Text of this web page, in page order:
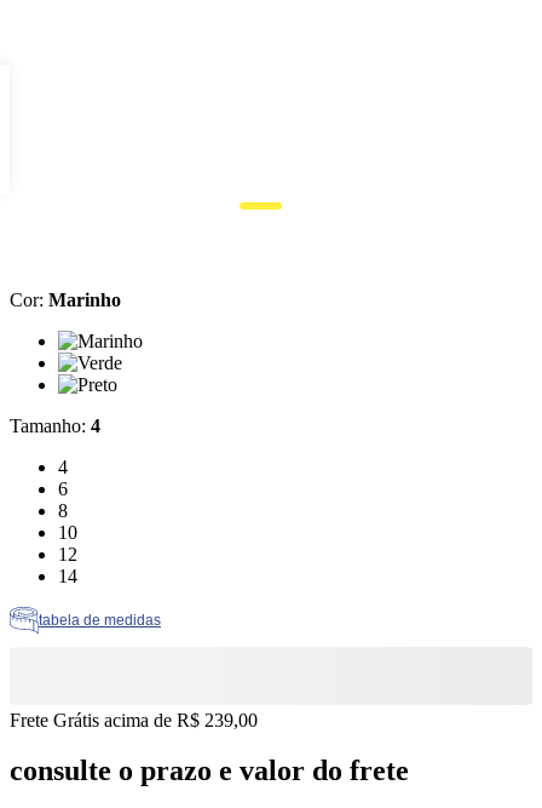
Cor: Marinho
Cor: Marinho
Cor: Verde
Cor: Preto
Tamanho: 4
Tamanho: 4
4
Tamanho: 6
6
Tamanho: 8
8
Tamanho: 10
10
Tamanho: 12
12
Tamanho: 14
14
tabela de medidas
Frete Grátis acima de R$ 239,00
consulte o prazo e valor do frete